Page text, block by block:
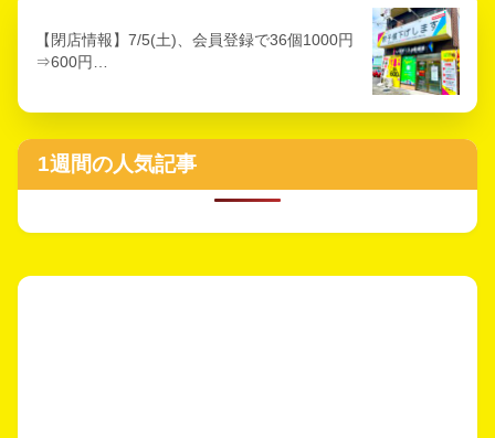
【閉店情報】7/5(土)、会員登録で36個1000円
⇒600円…
1週間の人気記事